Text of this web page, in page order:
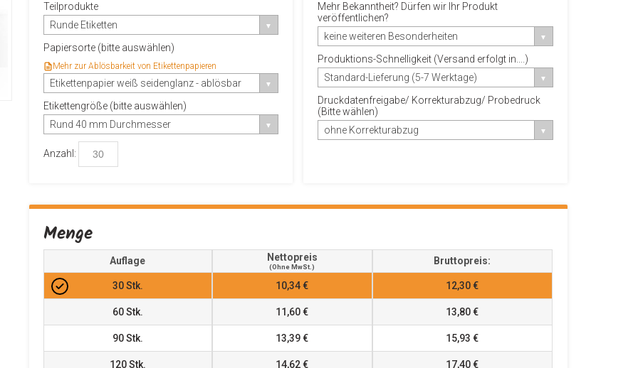
Teilprodukte
Runde Etiketten
Papiersorte (bitte auswählen)
Mehr zur Ablösbarkeit von Etikettenpapieren
Etikettenpapier weiß seidenglanz - ablösbar
Etikettengröße (bitte auswählen)
Rund 40 mm Durchmesser
Anzahl:
Mehr Bekanntheit? Dürfen wir Ihr Produkt
veröffentlichen?
keine weiteren Besonderheiten
Produktions-Schnelligkeit (Versand erfolgt in....)
Standard-Lieferung (5-7 Werktage)
Druckdatenfreigabe/ Korrekturabzug/ Probedruck
(Bitte wählen)
ohne Korrekturabzug
Menge
Auflage Nettopreis
(ohne MwSt.)
Bruttopreis:
30Stk. 10,34 € 12,30 €
60Stk. 11,60 € 13,80 €
90Stk. 13,39 € 15,93 €
120Stk. 14,62 € 17,40 €